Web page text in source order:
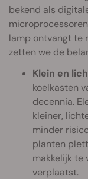
bekend als
lamp ontvangt te
zetten we de
Klein en
koelkasten
decennia.
kleiner,
minder
planten
makkelijk te
verplaatst.